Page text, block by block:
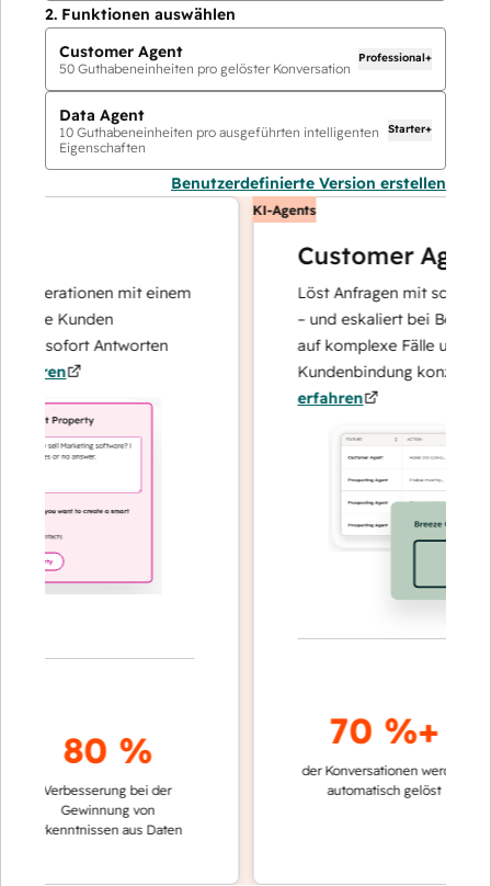
2. Funktionen auswählen
Customer Agent
50 Guthabeneinheiten pro gelöster Konversation
Professional+
Data Agent
10 Guthabeneinheiten pro ausgeführten intelligenten
Eigenschaften
Starter+
Benutzerdefinierte Version erstellen
mit einem
Kunden
sofort Antworten
80 %
Verbesserung bei der
Gewinnung von
Erkenntnissen aus Daten
KI-Agents
Customer Agent
Löst Anfragen mit schnellen,
– und eskaliert bei Bedarf,
auf komplexe Fälle und den
Kundenbindung konzentrieren
erfahren
70 %+
der Konversationen werden
automatisch gelöst